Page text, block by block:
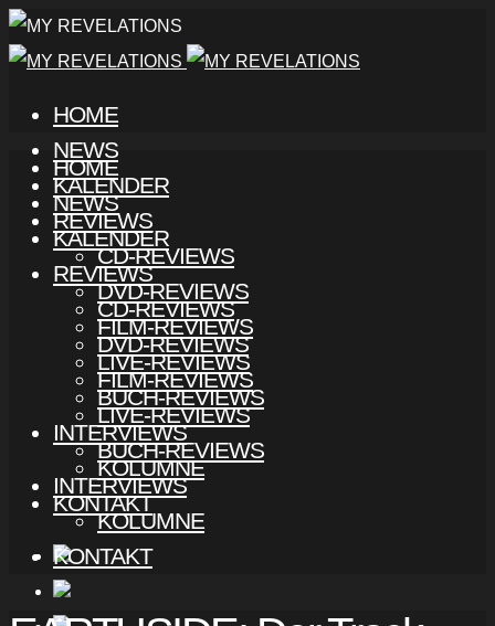
HOME
NEWS
KALENDER
REVIEWS
CD-REVIEWS
DVD-REVIEWS
FILM-REVIEWS
LIVE-REVIEWS
BUCH-REVIEWS
INTERVIEWS
KOLUMNE
KONTAKT
HOME
NEWS
KALENDER
REVIEWS
CD-REVIEWS
DVD-REVIEWS
FILM-REVIEWS
LIVE-REVIEWS
BUCH-REVIEWS
INTERVIEWS
KOLUMNE
KONTAKT